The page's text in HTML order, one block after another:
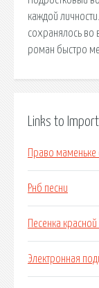
каждой
сохранялось во
роман быстро
Links to
Право
Рнб песни
Песенка
Электронная